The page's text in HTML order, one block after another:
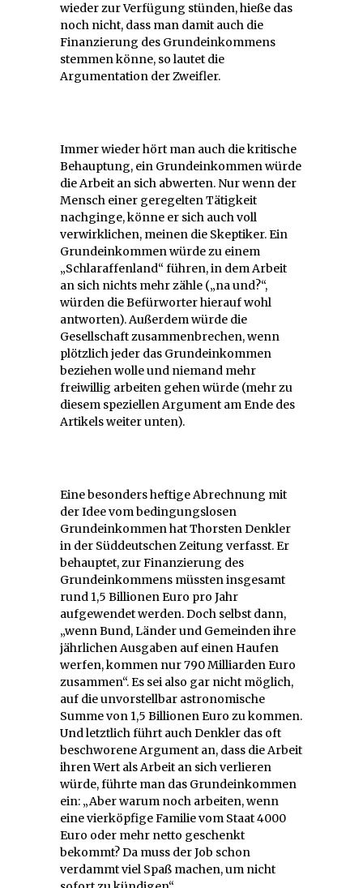
wieder zur Verfügung stünden, hieße das
noch nicht, dass man damit auch die
Finanzierung des Grundeinkommens
stemmen könne, so lautet die
Argumentation der Zweifler.
Immer wieder hört man auch die kritische
Behauptung, ein Grundeinkommen würde
die Arbeit an sich abwerten. Nur wenn der
Mensch einer geregelten Tätigkeit
nachginge, könne er sich auch voll
verwirklichen, meinen die Skeptiker. Ein
Grundeinkommen würde zu einem
„Schlaraffenland“ führen, in dem Arbeit
an sich nichts mehr zähle („na und?“,
würden die Befürworter hierauf wohl
antworten). Außerdem würde die
Gesellschaft zusammenbrechen, wenn
plötzlich jeder das Grundeinkommen
beziehen wolle und niemand mehr
freiwillig arbeiten gehen würde (mehr zu
diesem speziellen Argument am Ende des
Artikels weiter unten).
Eine besonders heftige Abrechnung mit
der Idee vom bedingungslosen
Grundeinkommen hat Thorsten Denkler
in der Süddeutschen Zeitung verfasst. Er
behauptet, zur Finanzierung des
Grundeinkommens müssten insgesamt
rund 1,5 Billionen Euro pro Jahr
aufgewendet werden. Doch selbst dann,
„wenn Bund, Länder und Gemeinden ihre
jährlichen Ausgaben auf einen Haufen
werfen, kommen nur 790 Milliarden Euro
zusammen“. Es sei also gar nicht möglich,
auf die unvorstellbar astronomische
Summe von 1,5 Billionen Euro zu kommen.
Und letztlich führt auch Denkler das oft
beschworene Argument an, dass die Arbeit
ihren Wert als Arbeit an sich verlieren
würde, führte man das Grundeinkommen
ein: „Aber warum noch arbeiten, wenn
eine vierköpfige Familie vom Staat 4000
Euro oder mehr netto geschenkt
bekommt? Da muss der Job schon
verdammt viel Spaß machen, um nicht